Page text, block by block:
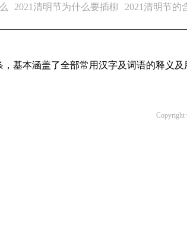
2021清明节为什么要插柳 2021清明节的
基本涵盖了全部常用汉字及词语的释义及
Copyright